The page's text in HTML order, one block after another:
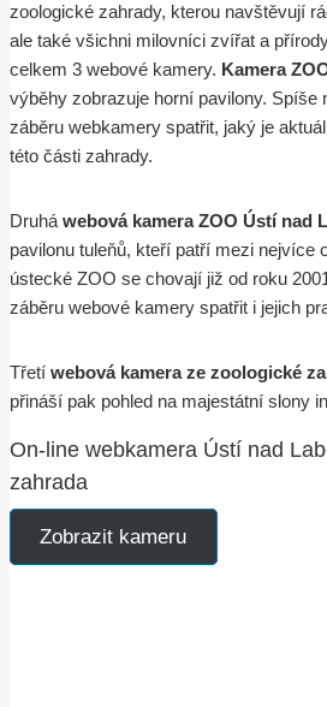
zoologické zahrady, kterou navštěvují
ale také všichni milovníci zvířat a
celkem 3 webové kamery. Kamera
výběhy zobrazuje horní pavilony. Spíše
záběru webkamery spatřit, jaký je
této části zahrady.
Druhá webová kamera ZOO Ústí nad
pavilonu tuleňů, kteří patří mezi nejvíce
ústecké ZOO se chovají již od roku
záběru webové kamery spatřit i jejich
Třetí webová kamera ze zoologické
přináší pak pohled na majestátní slony
On-line webkamera Ústí nad
zahrada
Zobrazit kameru